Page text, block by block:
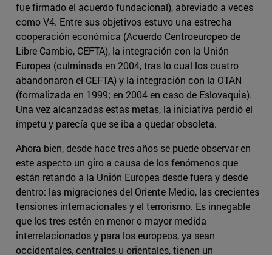
fue firmado el acuerdo fundacional), abreviado a veces
como V4. Entre sus objetivos estuvo una estrecha
cooperación económica (Acuerdo Centroeuropeo de
Libre Cambio, CEFTA), la integración con la Unión
Europea (culminada en 2004, tras lo cual los cuatro
abandonaron el CEFTA) y la integración con la OTAN
(formalizada en 1999; en 2004 en caso de Eslovaquia).
Una vez alcanzadas estas metas, la iniciativa perdió el
ímpetu y parecía que se iba a quedar obsoleta.
Ahora bien, desde hace tres años se puede observar en
este aspecto un giro a causa de los fenómenos que
están retando a la Unión Europea desde fuera y desde
dentro: las migraciones del Oriente Medio, las crecientes
tensiones internacionales y el terrorismo. Es innegable
que los tres estén en menor o mayor medida
interrelacionados y para los europeos, ya sean
occidentales, centrales u orientales, tienen un